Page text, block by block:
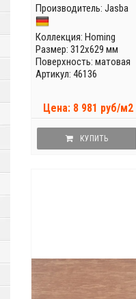
Производитель: Jasba
Коллекция: Homing
Размер: 312x629 мм
Поверхность: матовая
Артикул: 46136
Цена: 8 981 руб/м2
КУПИТЬ